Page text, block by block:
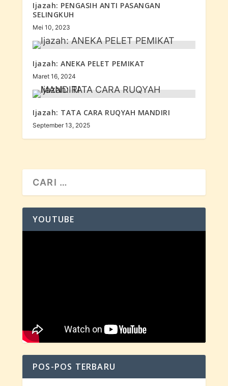
Ijazah: PENGASIH ANTI PASANGAN
SELINGKUH
Mei 10, 2023
Ijazah: ANEKA PELET PEMIKAT
Maret 16, 2024
Ijazah: TATA CARA RUQYAH MANDIRI
September 13, 2025
YOUTUBE
POS-POS TERBARU